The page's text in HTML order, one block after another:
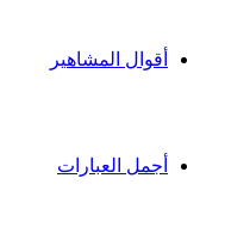
أقوال المشاهير
أجمل العبارات